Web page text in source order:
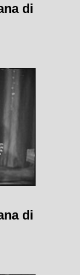
di
di